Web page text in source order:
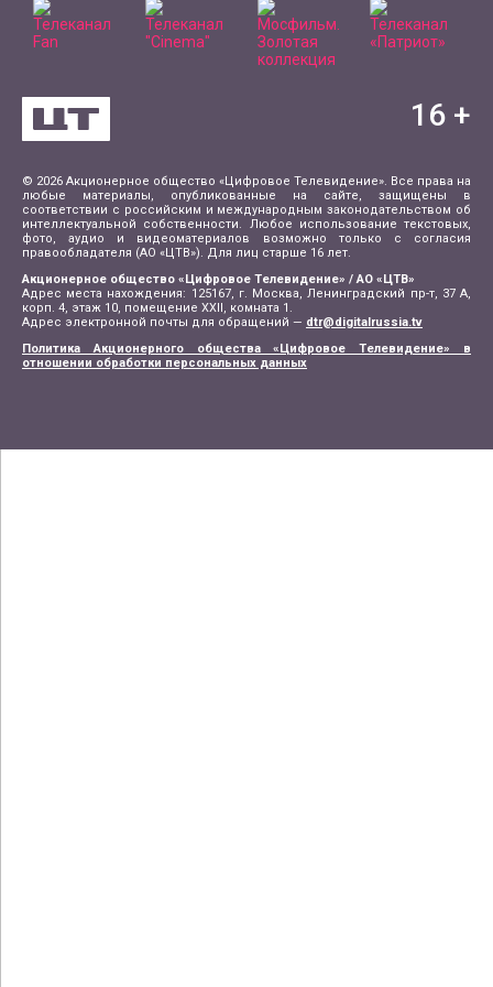
© 2026 Акционерное общество «Цифровое Телевидение». Все права на
любые материалы, опубликованные на сайте, защищены в
соответствии с российским и международным законодательством об
интеллектуальной собственности. Любое использование текстовых,
фото, аудио и видеоматериалов возможно только с согласия
правообладателя (АО «ЦТВ»). Для лиц старше 16 лет.
Акционерное общество «Цифровое Телевидение» / АО «ЦТВ»
Адрес места нахождения: 125167, г. Москва, Ленинградский пр-т, 37 А,
корп. 4, этаж 10, помещение XXII, комната 1.
Адрес электронной почты для обращений — dtr@digitalrussia.tv
Политика Акционерного общества «Цифровое Телевидение» в
отношении обработки персональных данных
16 +